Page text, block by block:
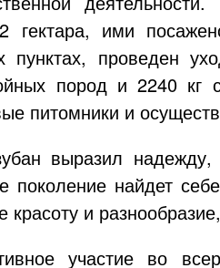
гектара, ими
пунктах, проведен
пород и 2240 кг
питомники и
выразил надежду,
поколение найдет
и
участие во